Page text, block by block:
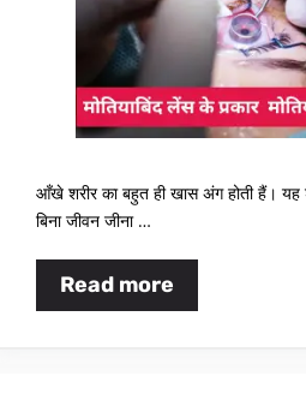
आँखे शरीर का बहुत ही खास अंग होती हैं।
बिना जीवन जीना …
Read more